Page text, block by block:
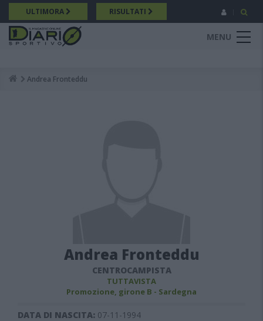
Salta
al
contenuto
principale
ULTIMORA RISULTATI
MENU
Breadcrumb
Andrea Fronteddu
Andrea Fronteddu
CENTROCAMPISTA
TUTTAVISTA
Promozione, girone B - Sardegna
DATA DI NASCITA: 07-11-1994